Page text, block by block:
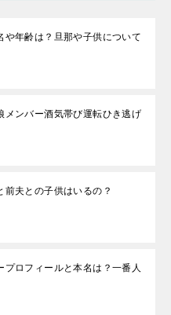
や年齢は？旦那や子供について
メンバー酒気帯び運転ひき逃げ
前夫との子供はいるの？
プロフィールと本名は？一番人